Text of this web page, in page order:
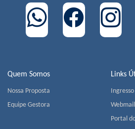
Quem Somos
Nossa Proposta
Equipe Gestora
Links
Ingresso
Webmail
Portal